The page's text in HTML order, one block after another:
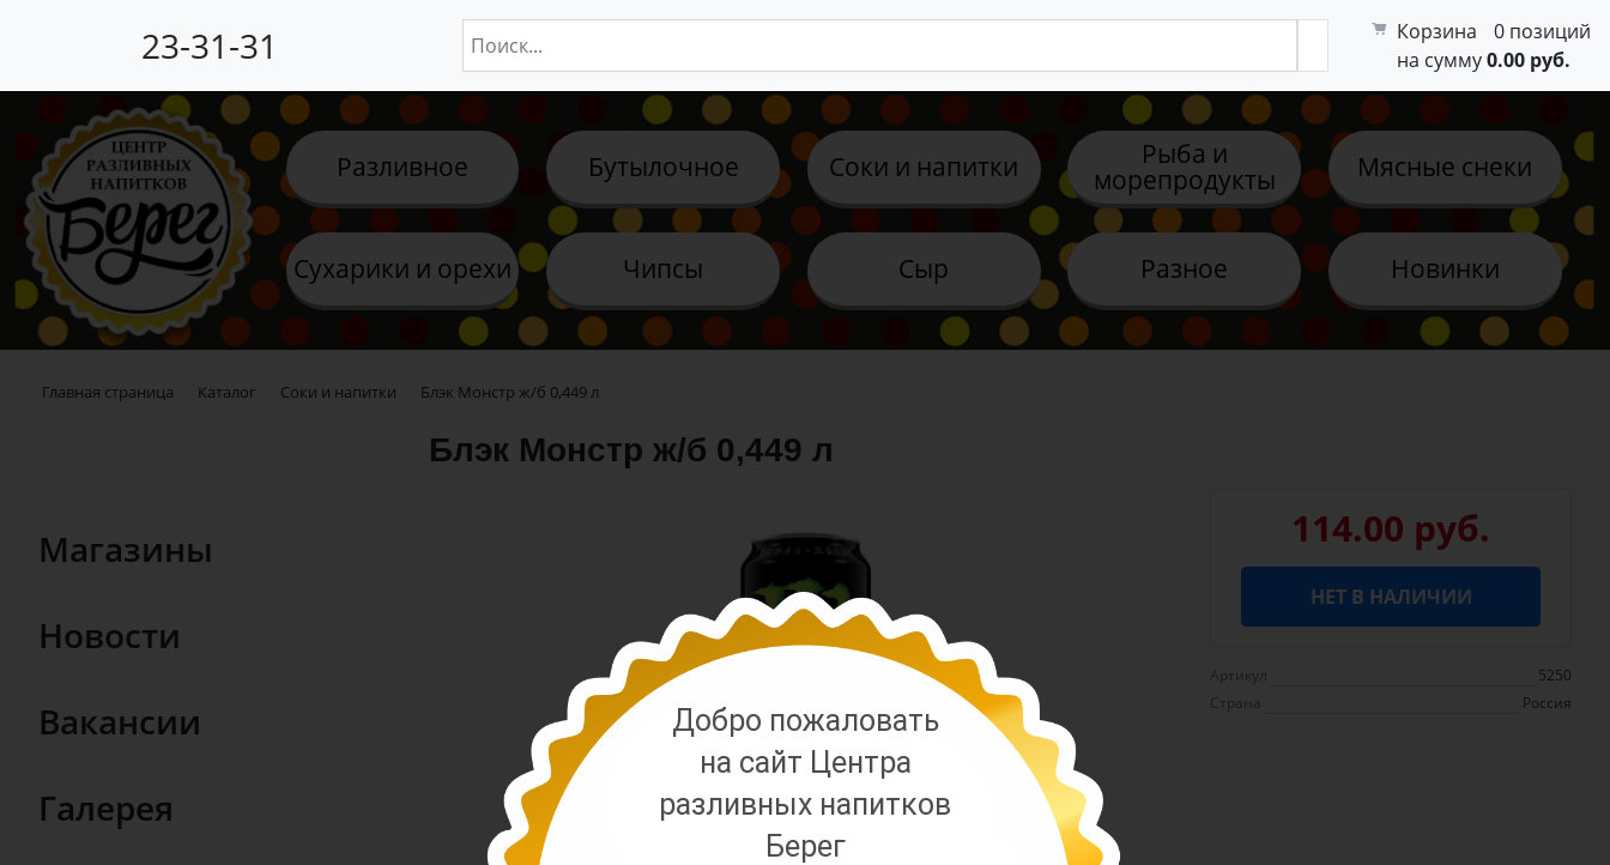
23-31-31 Корзина
0 позиций
на сумму0.00 руб.
Разливное Бутылочное Соки и напитки Рыба и
морепродукты Мясные снеки
Сухарики и орехи Чипсы Сыр Разное Новинки
Главная страница Каталог Соки и напитки Блэк Монстр ж/б 0,449 л
Магазины
Новости
Вакансии
Галерея
Блэк Монстр ж/б 0,449 л
114.00 руб.
НЕТ В НАЛИЧИИ
Артикул
5250
Страна
Россия
Добро пожаловать
на сайт Центра
разливных напитков
Берег